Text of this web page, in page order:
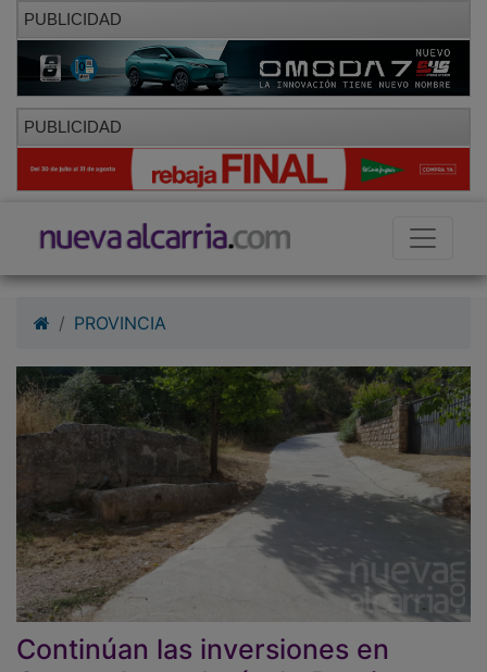
PUBLICIDAD
PUBLICIDAD
Continúan las inversiones en